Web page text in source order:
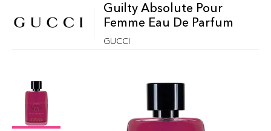
Guilty Absolute Pour
Femme Eau De Parfum
GUCCI